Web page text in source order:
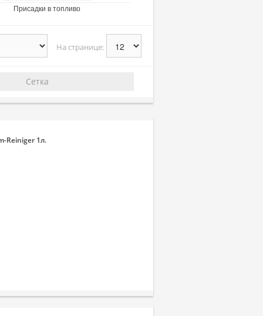
Присадки в топливо
На странице:
Сетка
Reiniger 1л.